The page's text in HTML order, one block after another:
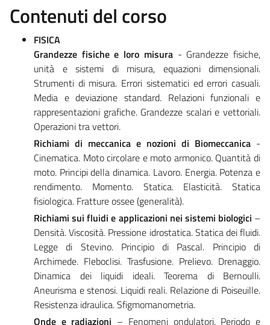
Contenuti del corso
FISICA
Grandezze fisiche e loro misura- Grandezze fisiche,
unità e sistemi di misura, equazioni dimensionali.
Strumenti di misura. Errori sistematici ed errori casuali.
Media e deviazione standard. Relazioni funzionali e
rappresentazioni grafiche. Grandezze scalari e vettoriali.
Operazioni tra vettori.
Richiami di meccanica e nozioni di Biomeccanica -
Cinematica. Moto circolare e moto armonico. Quantità di
moto. Principi della dinamica. Lavoro. Energia. Potenza e
rendimento. Momento. Statica. Elasticità. Statica
fisiologica. Fratture ossee (generalità).
Richiami sui fluidi e applicazioni nei sistemi biologici –
Densità. Viscosità. Pressione idrostatica. Statica dei fluidi.
Legge di Stevino. Principio di Pascal. Principio di
Archimede. Fleboclisi. Trasfusione. Prelievo. Drenaggio.
Dinamica dei liquidi ideali. Teorema di Bernoulli.
Aneurisma e stenosi. Liquidi reali. Relazione di Poiseuille.
Resistenza idraulica. Sfigmomanometria.
Onde e radiazioni – Fenomeni ondulatori. Periodo e